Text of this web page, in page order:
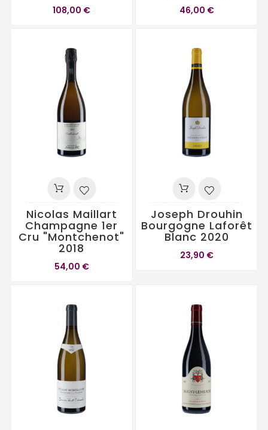
108,00 € 46,00 €
Nicolas Maillart
Champagne 1er
Cru "Montchenot"
2018
54,00 €
Joseph Drouhin
Bourgogne Laforêt
Blanc 2020
23,90 €